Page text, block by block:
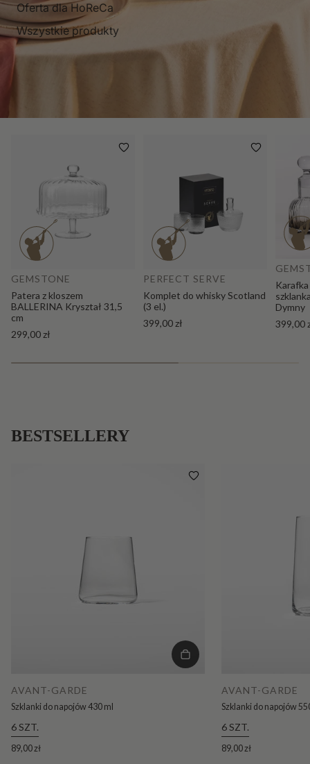
Oferta dla HoReCa
Wszystkie produkty
Dodaj do koszyka
GEMSTONE
Patera z kloszem
BALLERINA Kryształ 31,5
cm
299,00 zł
PERFECT SERVE
Komplet do whisky Scotland
(3 el.)
399,00 zł
Dymny
399,00
BESTSELLERY
AVANT-GARDE
Szklanki do napojów 430 ml
6 SZT.
89,00 zł
AVANT-GARDE
Szklanki do napojów
6 SZT.
89,00 zł